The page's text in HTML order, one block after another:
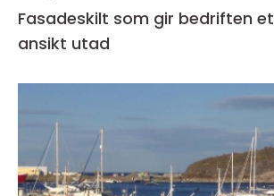
Fasadeskilt som gir bedriften
ansikt utad